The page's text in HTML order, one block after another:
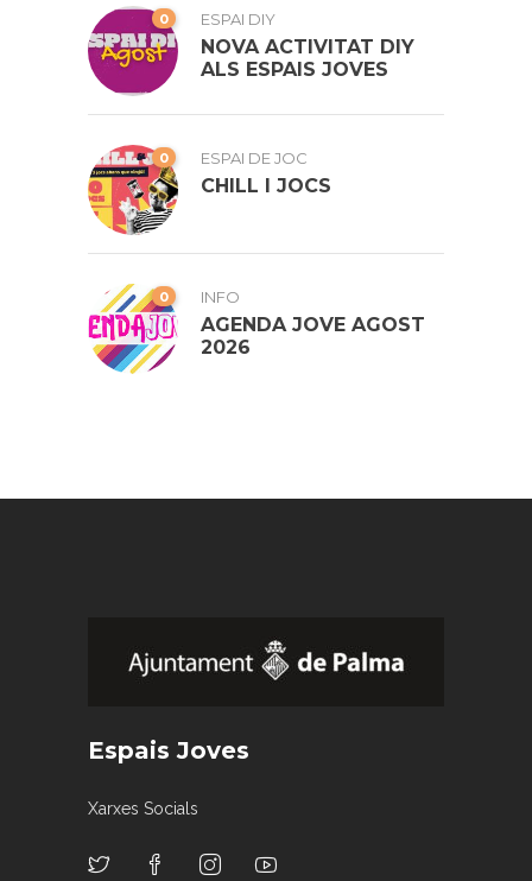
0 ESPAI DIY
NOVA ACTIVITAT DIY
ALS ESPAIS JOVES
0 ESPAI DE JOC
CHILL I JOCS
0 INFO
AGENDA JOVE AGOST
2026
Espais Joves
Xarxes Socials